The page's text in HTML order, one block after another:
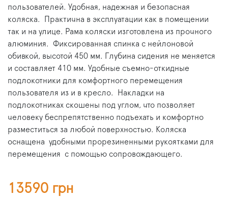
пользователей. Удобная, надежная и безопасная
коляска.
Практична в эксплуатации как в помещении
так и на улице. Рама коляски изготовлена из прочного
алюминия. Фиксированная спинка с нейлоновой
обивкой, высотой 450 мм. Глубина сидения не меняется
и составляет 410 мм. Удобные съемно-откидные
подлокотники для комфортного перемещения
пользователя из и в кресло.
Накладки на
подлокотниках скошены под углом, что позволяет
человеку беспрепятственно подъехать и комфортно
разместиться за любой поверхностью. Коляска
оснащена удобными прорезиненными рукоятками для
перемещения с помощью сопровождающего.
13590 грн